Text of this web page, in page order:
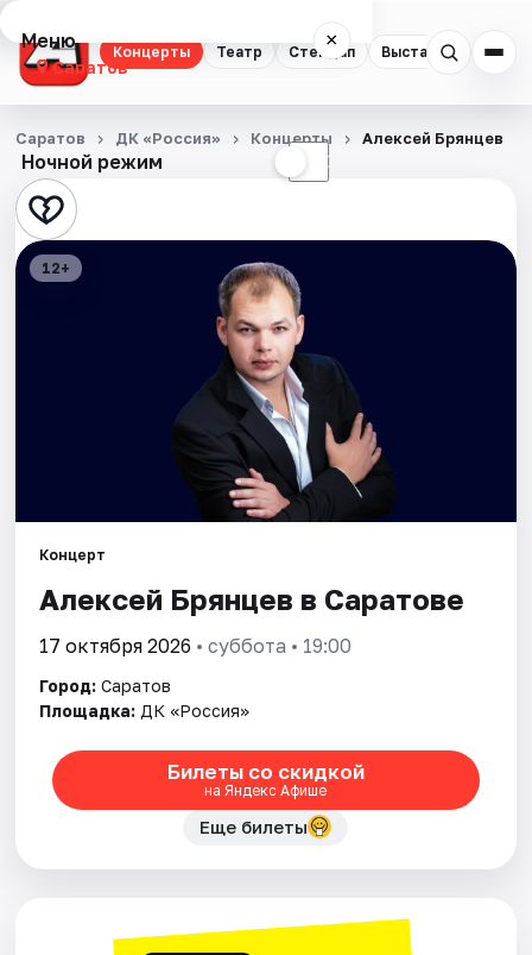
Концерты Театр Стендап Выставки
Меню ×
Саратов
Концерты
Театр
Стендап
Площадки
Артисты
Рейтинги
Ночной режим ☾
Саратов ДК «Россия» Концерты Алексей Брянцев
12+
Концерт
Алексей Брянцев в Саратове
17 октября 2026 • суббота • 19:00
Город: Саратов
Площадка: ДК «Россия»
Билеты со скидкой
на Яндекс Афише
Еще билеты